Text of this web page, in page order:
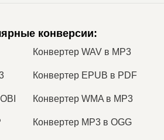
конверсии:
Конвертер WAV в MP3
Конвертер EPUB в PDF
Конвертер WMA в MP3
Конвертер MP3 в OGG